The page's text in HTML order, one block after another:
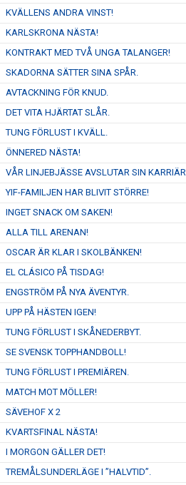
KVÄLLENS ANDRA VINST!
KARLSKRONA NÄSTA!
KONTRAKT MED TVÅ UNGA TALANGER!
SKADORNA SÄTTER SINA SPÅR.
AVTACKNING FÖR KNUD.
DET VITA HJÄRTAT SLÅR.
TUNG FÖRLUST I KVÄLL.
ÖNNERED NÄSTA!
VÅR LINJEBJÄSSE AVSLUTAR SIN KARRIÄR.
YIF-FAMILJEN HAR BLIVIT STÖRRE!
INGET SNACK OM SAKEN!
ALLA TILL ARENAN!
OSCAR ÄR KLAR I SKOLBÄNKEN!
EL CLÁSICO PÅ TISDAG!
ENGSTRÖM PÅ NYA ÄVENTYR.
UPP PÅ HÄSTEN IGEN!
TUNG FÖRLUST I SKÅNEDERBYT.
SE SVENSK TOPPHANDBOLL!
TUNG FÖRLUST I PREMIÄREN.
MATCH MOT MÖLLER!
SÄVEHOF X 2
KVARTSFINAL NÄSTA!
I MORGON GÄLLER DET!
TREMÅLSUNDERLÄGE I ”HALVTID”.